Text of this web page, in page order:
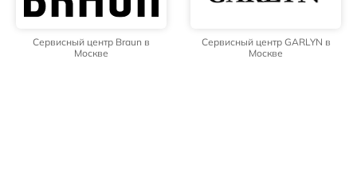
Сервисный центр Braun в
Москве
Сервисный центр GARLYN в
Москве